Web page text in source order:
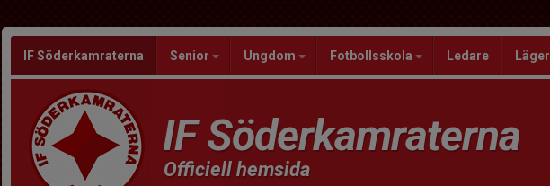
IF Söderkamraterna Senior Ungdom Fotbollsskola Ledare Läger
IF Söderkamraterna
Officiell hemsida